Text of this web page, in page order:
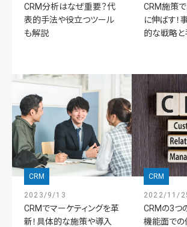
CRM分析はなぜ重要？代
表的手法や役立つツール
も解説
CRM施策
に伸ばす！
的な戦略と
CRM
2023/9/13
CRMでマーケティングを革
新！具体的な施策や導入
CRM
2022/11/
CRMの3つ
機能面での